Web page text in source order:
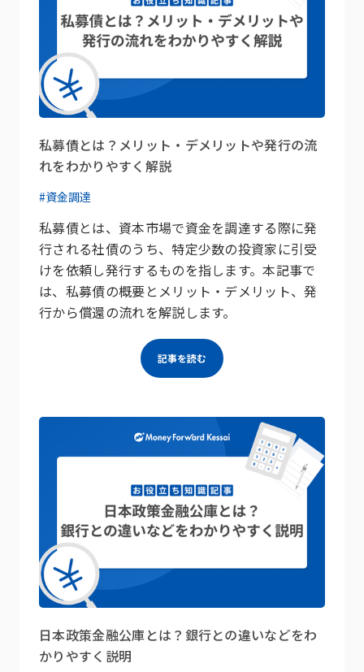
私募債とは？メリット・デメリットや発行の流
れをわかりやすく解説
#資金調達
私募債とは、資本市場で資金を調達する際に発
行される社債のうち、特定少数の投資家に引受
けを依頼し発行するものを指します。本記事で
は、私募債の概要とメリット・デメリット、発
行から償還の流れを解説します。
記事を読む
日本政策金融公庫とは？銀行との違いなどをわ
かりやすく説明